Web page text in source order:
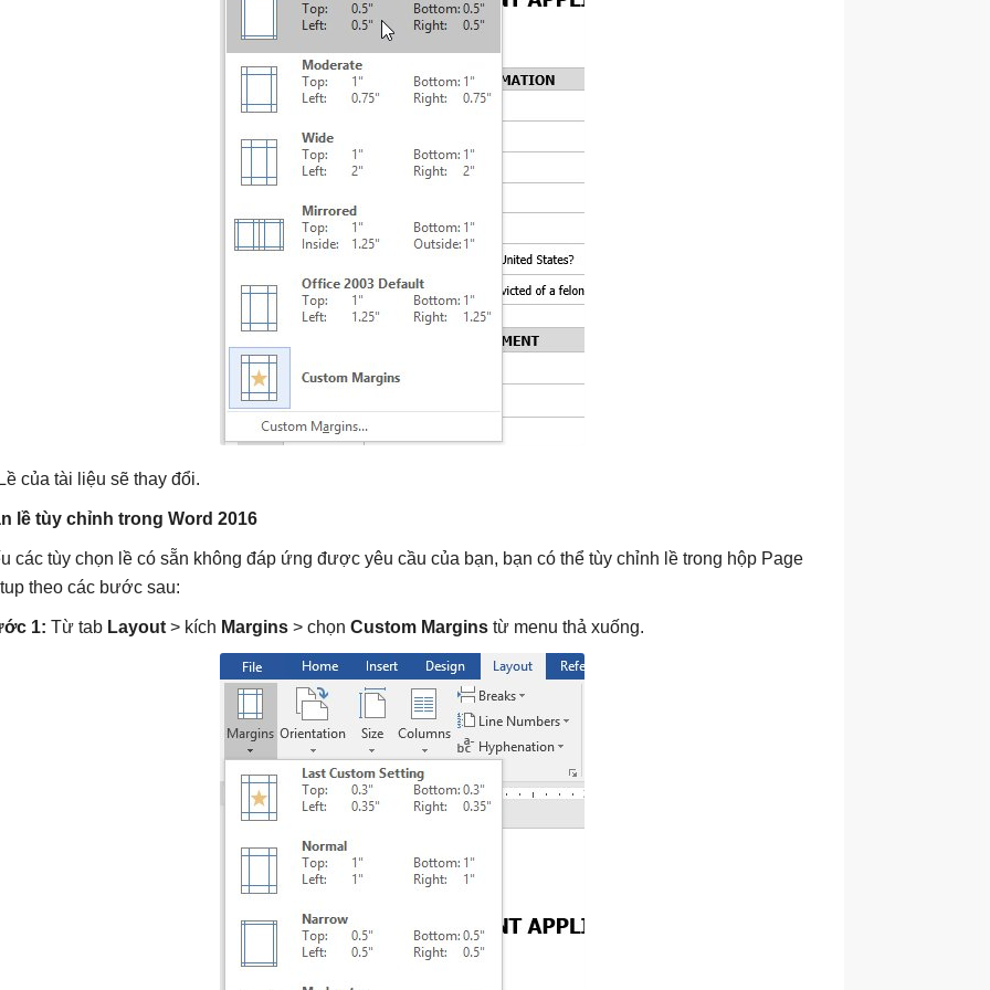
của tài liệu sẽ thay đổi.
lề tùy chỉnh trong Word 2016
các tùy chọn lề có sẵn không đáp ứng được yêu cầu của bạn, bạn có thể tùy chỉnh lề trong hộp Page
theo các bước sau:
1: Từ tab Layout > kích Margins > chọn Custom Margins từ menu thả xuống.